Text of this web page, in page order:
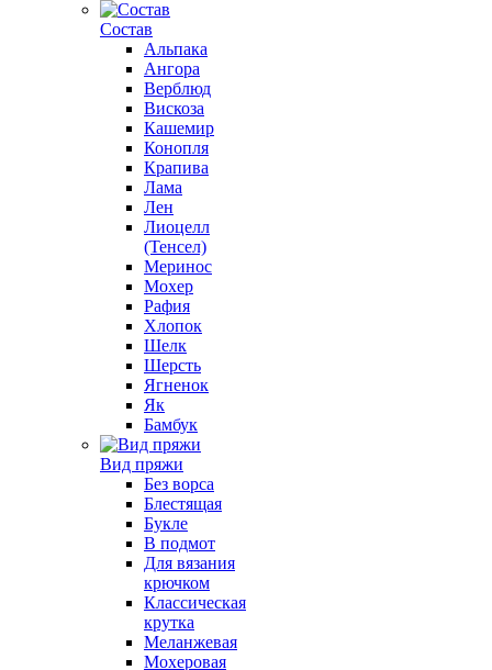
Состав
Альпака
Ангора
Верблюд
Вискоза
Кашемир
Конопля
Крапива
Лама
Лен
Лиоцелл
(Тенсел)
Меринос
Мохер
Рафия
Хлопок
Шелк
Шерсть
Ягненок
Як
Бамбук
Вид пряжи
Без ворса
Блестящая
Букле
В подмот
Для вязания
крючком
Классическая
крутка
Меланжевая
Мохеровая